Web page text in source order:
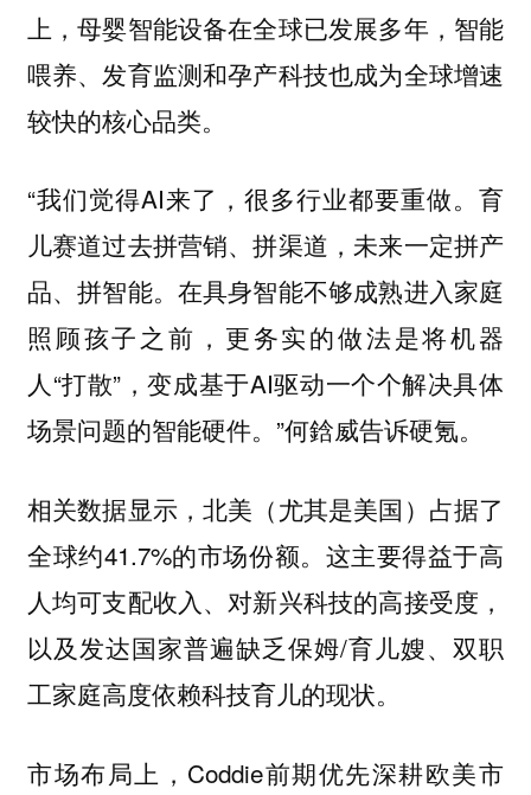
上，母婴智能设备在全球已发展多年，智能
喂养、发育监测和孕产科技也成为全球增速
较快的核心品类。
“我们觉得AI来了，很多行业都要重做。育
儿赛道过去拼营销、拼渠道，未来一定拼产
品、拼智能。在具身智能不够成熟进入家庭
照顾孩子之前，更务实的做法是将机器
人“打散”，变成基于AI驱动一个个解决具体
场景问题的智能硬件。”何鋡威告诉硬氪。
相关数据显示，北美（尤其是美国）占据了
全球约41.7%的市场份额。这主要得益于高
人均可支配收入、对新兴科技的高接受度，
以及发达国家普遍缺乏保姆/育儿嫂、双职
工家庭高度依赖科技育儿的现状。
市场布局上，Coddie前期优先深耕欧美市